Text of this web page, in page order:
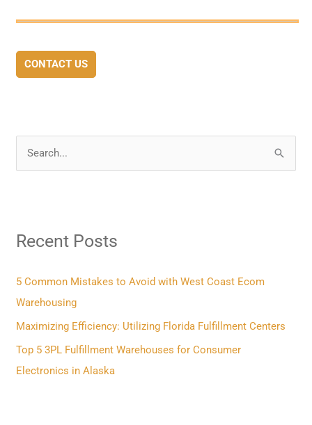
CONTACT US
c
f
o
r
:
Recent Posts
5 Common Mistakes to Avoid with West Coast Ecom
Warehousing
Maximizing Efficiency: Utilizing Florida Fulfillment Centers
Top 5 3PL Fulfillment Warehouses for Consumer
Electronics in Alaska